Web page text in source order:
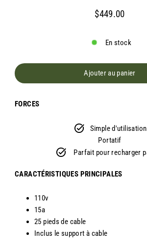
$449.00
En stock
Ajouter au panier
FORCES
Simple d'utilisation
Portatif
Parfait pour recharger
CARACTÉRISTIQUES PRINCIPALES
110v
15a
25 pieds de cable
Inclus le support à cable